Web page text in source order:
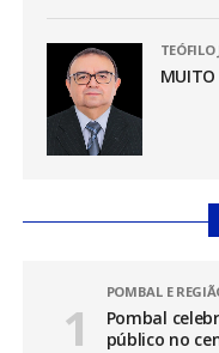
MUITO
POMBAL E
Pombal
público no